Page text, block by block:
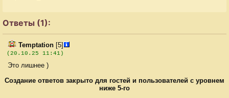
Ответы (1):
Temptation [5]
(20.10.25 11:41)
Это лишнее )
Создание ответов закрыто для гостей и пользователей с уровнем
ниже 5-го